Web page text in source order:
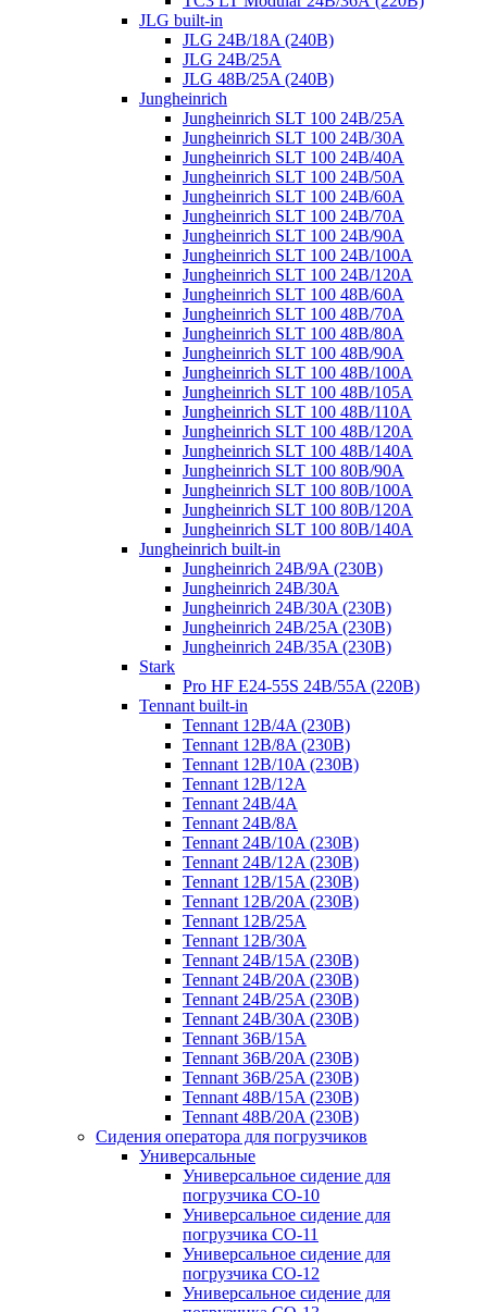
JLG built-in
JLG 24B/18A (240B)
JLG 24B/25A
JLG 48B/25A (240B)
Jungheinrich
Jungheinrich SLT 100 24B/25A
Jungheinrich SLT 100 24B/30A
Jungheinrich SLT 100 24B/40A
Jungheinrich SLT 100 24B/50A
Jungheinrich SLT 100 24B/60A
Jungheinrich SLT 100 24B/70A
Jungheinrich SLT 100 24B/90A
Jungheinrich SLT 100 24B/100A
Jungheinrich SLT 100 24B/120A
Jungheinrich SLT 100 48B/60A
Jungheinrich SLT 100 48B/70A
Jungheinrich SLT 100 48B/80A
Jungheinrich SLT 100 48B/90A
Jungheinrich SLT 100 48B/100A
Jungheinrich SLT 100 48B/105A
Jungheinrich SLT 100 48B/110A
Jungheinrich SLT 100 48B/120A
Jungheinrich SLT 100 48B/140A
Jungheinrich SLT 100 80B/90A
Jungheinrich SLT 100 80B/100A
Jungheinrich SLT 100 80B/120A
Jungheinrich SLT 100 80B/140A
Jungheinrich built-in
Jungheinrich 24B/9A (230B)
Jungheinrich 24B/30A
Jungheinrich 24B/30A (230B)
Jungheinrich 24B/25A (230B)
Jungheinrich 24B/35A (230B)
Stark
Pro HF E24-55S 24B/55A (220B)
Tennant built-in
Tennant 12B/4A (230B)
Tennant 12B/8A (230B)
Tennant 12B/10A (230B)
Tennant 12B/12A
Tennant 24B/4A
Tennant 24B/8A
Tennant 24B/10A (230B)
Tennant 24B/12A (230B)
Tennant 12B/15A (230B)
Tennant 12B/20A (230B)
Tennant 12B/25A
Tennant 12B/30A
Tennant 24B/15A (230B)
Tennant 24B/20A (230B)
Tennant 24B/25A (230B)
Tennant 24B/30A (230B)
Tennant 36B/15A
Tennant 36B/20A (230B)
Tennant 36B/25A (230B)
Tennant 48B/15A (230B)
Tennant 48B/20A (230B)
Сидения оператора для погрузчиков
Универсальные
Универсальное сидение для
погрузчика CO-10
Универсальное сидение для
погрузчика CO-11
Универсальное сидение для
погрузчика CO-12
Универсальное сидение для